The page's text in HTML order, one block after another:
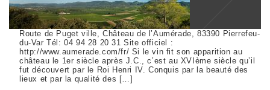
Route de Puget ville, Château de l’Aumérade, 83390 Pierrefeu-
du-Var Tél: 04 94 28 20 31 Site officiel :
http://www.aumerade.com/fr/ Si le vin fit son apparition au
château le 1er siècle après J.C., c’est au XVIème siècle qu’il
fut découvert par le Roi Henri IV. Conquis par la beauté des
lieux et par la qualité des […]